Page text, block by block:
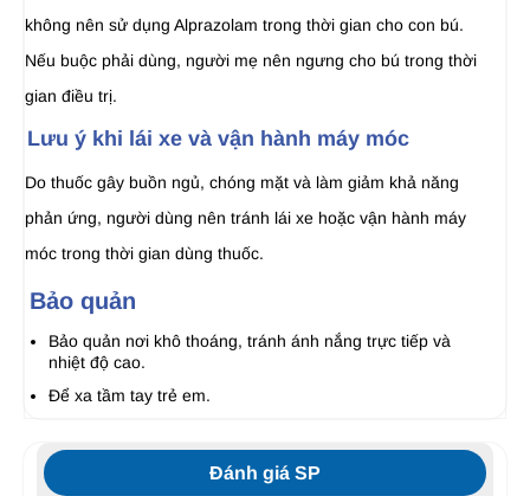
không nên sử dụng Alprazolam trong thời gian cho con bú.
Nếu buộc phải dùng, người mẹ nên ngưng cho bú trong thời
gian điều trị.
Lưu ý khi lái xe và vận hành máy móc
Do thuốc gây buồn ngủ, chóng mặt và làm giảm khả năng
phản ứng, người dùng nên tránh lái xe hoặc vận hành máy
móc trong thời gian dùng thuốc.
Bảo quản
Bảo quản nơi khô thoáng, tránh ánh nắng trực tiếp và
nhiệt độ cao.
Để xa tầm tay trẻ em.
Đánh giá SP